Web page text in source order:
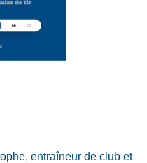
entraîneur de club et